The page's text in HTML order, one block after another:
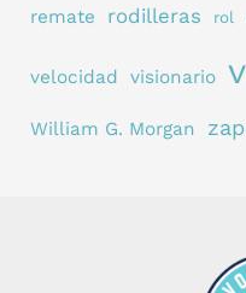
remate rodilleras rol
velocidad visionario
William G. Morgan